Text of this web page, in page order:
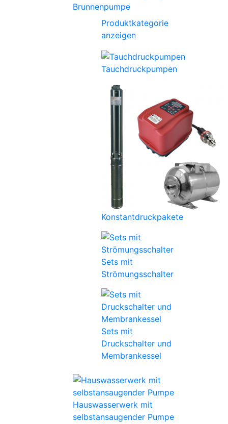
Brunnenpumpe
Produktkategorie
anzeigen
Tauchdruckpumpen
Konstantdruckpakete
Sets mit
Strömungsschalter
Sets mit
Druckschalter und
Membrankessel
Hauswasserwerk mit
selbstansaugender Pumpe